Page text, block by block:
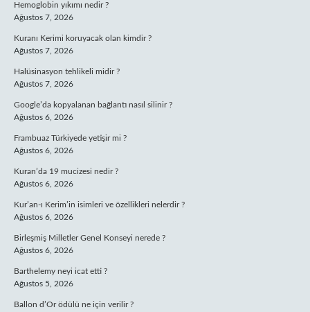
Hemoglobin yıkımı nedir ?
Ağustos 7, 2026
Kuranı Kerimi koruyacak olan kimdir ?
Ağustos 7, 2026
Halüsinasyon tehlikeli midir ?
Ağustos 7, 2026
Google’da kopyalanan bağlantı nasıl silinir ?
Ağustos 6, 2026
Frambuaz Türkiyede yetişir mi ?
Ağustos 6, 2026
Kuran’da 19 mucizesi nedir ?
Ağustos 6, 2026
Kur’an-ı Kerim’in isimleri ve özellikleri nelerdir ?
Ağustos 6, 2026
Birleşmiş Milletler Genel Konseyi nerede ?
Ağustos 6, 2026
Barthelemy neyi icat etti ?
Ağustos 5, 2026
Ballon d’Or ödülü ne için verilir ?